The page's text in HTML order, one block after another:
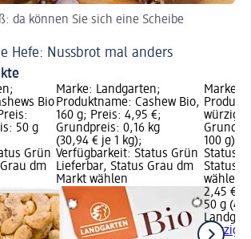
da können Sie sich eine Scheibe
Hefe: Nussbrot mal anders
Bio
50 g
Grün
dm
Marke: Landgarten;
Produktname: Cashew Bio,
160 g; Preis: 4,95 €;
Grundpreis: 0,16 kg
(30,94 € je 1 kg);
Verfügbarkeit: Status Grün
Lieferbar, Status Grau dm
Markt wählen
Marke:
würzig,
100 g);
Status
Status
wählen
2,45 €
50 g
würzig,